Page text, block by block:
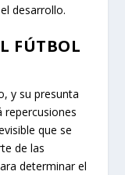
desarrollo.
FÚTBOL
y su presunta
repercusiones
que se
de las
determinar el